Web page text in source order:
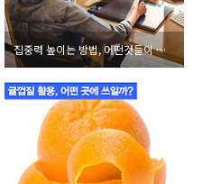
집중력 높이는 방법, 어떤것들이 있을까?